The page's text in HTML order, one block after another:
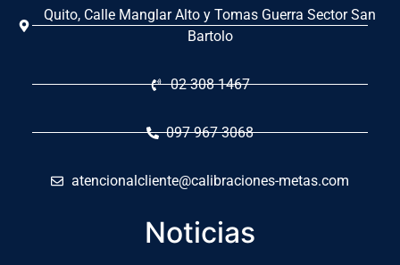
Quito, Calle Manglar Alto y Tomas Guerra Sector San
Bartolo
02 308 1467
097 967 3068
atencionalcliente@calibraciones-metas.com
Noticias